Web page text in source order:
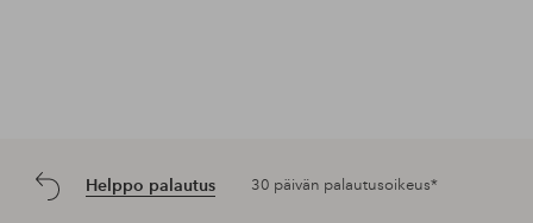
Helppo palautus 30 päivän palautusoikeus*